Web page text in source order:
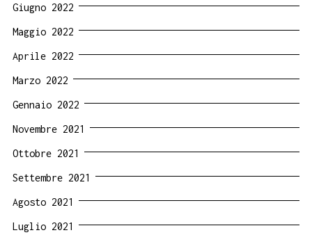
Giugno 2022
Maggio 2022
Aprile 2022
Marzo 2022
Gennaio 2022
Novembre 2021
Ottobre 2021
Settembre 2021
Agosto 2021
Luglio 2021